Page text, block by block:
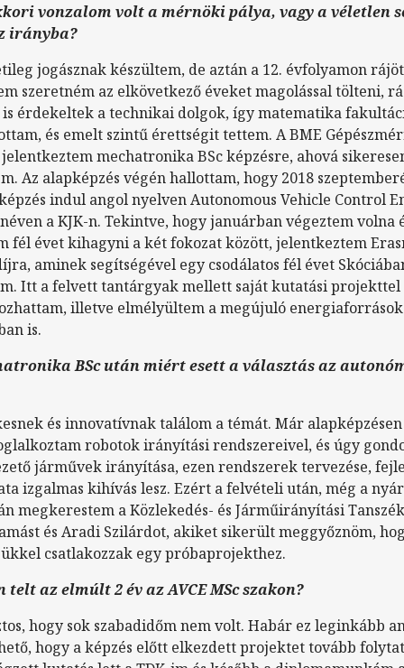
vonzalom volt a mérnöki pálya, vagy a véletlen
irányba?
jogásznak készültem, de aztán a 12. évfolyamon
szeretném az elkövetkező éveket magolással tölteni,
érdekeltek a technikai dolgok, így matematika
és emelt szintű érettségit tettem. A BME
mechatronika BSc képzésre, ahová
Az alapképzés végén hallottam, hogy 2018
indul angol nyelven Autonomous Vehicle Control
néven a KJK-n. Tekintve, hogy januárban végeztem volna
fél évet kihagyni a két fokozat között, jelentkeztem
aminek segítségével egy csodálatos fél évet
Itt a felvett tantárgyak mellett saját kutatási projekttel
illetve elmélyültem a megújuló energiaforrások
is.
BSc után miért esett a választás az
és innovatívnak találom a témát. Már
robotok irányítási rendszereivel, és úgy
járművek irányítása, ezen rendszerek tervezése,
izgalmas kihívás lesz. Ezért a felvételi után, még a nyár
megkerestem a Közlekedés- és Járműirányítási
és Aradi Szilárdot, akiket sikerült meggyőznöm,
csatlakozzak egy próbaprojekthez.
telt az elmúlt 2 év az AVCE MSc szakon?
hogy sok szabadidőm nem volt. Habár ez leginkább
hogy a képzés előtt elkezdett projektet tovább